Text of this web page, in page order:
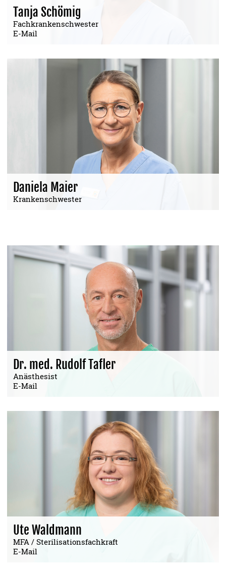
Tanja Schömig
Fachkrankenschwester
E-Mail
Daniela Maier
Krankenschwester
Dr. med. Rudolf Tafler
Anästhesist
E-Mail
Ute Waldmann
MFA / Sterilisationsfachkraft
E-Mail